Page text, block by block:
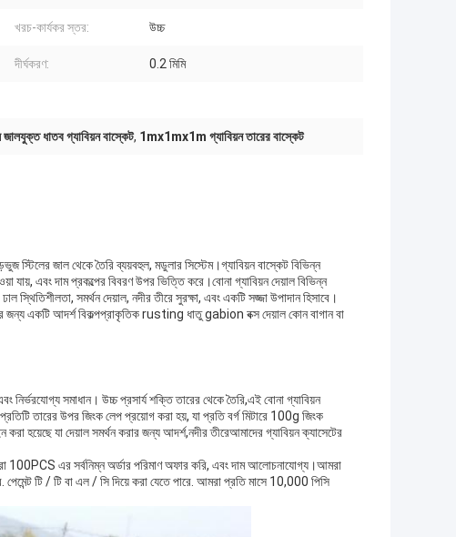
খরচ-কার্যকর স্তর: উচ্চ
দীর্ঘকরণ: 0.2 মিমি
জালযুক্ত ধাতব গ্যাবিয়ন বাস্কেট, 1mx1mx1m গ্যাবিয়ন তারের বাস্কেট
স্টিলের জাল থেকে তৈরি ব্যয়বহুল, মডুলার সিস্টেম।গ্যাবিয়ন বাস্কেট বিভিন্ন
যায়, এবং দাম প্রকল্পের বিবরণ উপর ভিত্তি করে।বোনা গ্যাবিয়ন দেয়াল বিভিন্ন
স্থিতিশীলতা, সমর্থন দেয়াল, নদীর তীরে সুরক্ষা, এবং একটি সজ্জা উপাদান হিসাবে।
একটি আদর্শ বিকল্পপ্রাকৃতিক rusting ধাতু gabion বক্স দেয়াল কোন বাগান বা
সমাধান। উচ্চ প্রসার্য শক্তি তারের থেকে তৈরি,এই বোনা গ্যাবিয়ন
তারের উপর জিংক লেপ প্রয়োগ করা হয়, যা প্রতি বর্গ মিটারে 100g জিংক
হয়েছে যা দেয়াল সমর্থন করার জন্য আদর্শ,নদীর তীরেআমাদের গ্যাবিয়ন ক্যাসেটের
এর সর্বনিম্ন অর্ডার পরিমাণ অফার করি, এবং দাম আলোচনাযোগ্য।আমরা
টি / টি বা এল / সি দিয়ে করা যেতে পারে. আমরা প্রতি মাসে 10,000 পিসি